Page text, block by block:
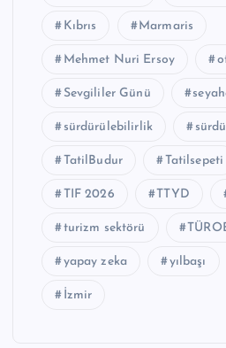
Kıbrıs Marmaris
Mehmet Nuri Ersoy
Sevgililer Günü
sürdürülebilirlik
TatilBudur Tatilsepeti
TIF 2026 TTYD
turizm sektörü
yapay zeka yılbaşı
İzmir